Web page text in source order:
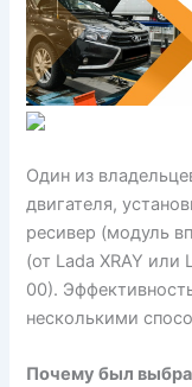
Один из
двигателя,
ресивер (модуль
(от Lada XRAY или
00).
несколькими
Почему был